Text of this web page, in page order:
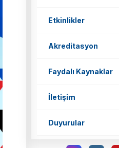
Etkinlikler
Akreditasyon
Faydalı Kaynaklar
İletişim
Duyurular